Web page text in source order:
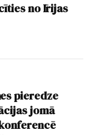
no Īrijas
pieredze
jomā